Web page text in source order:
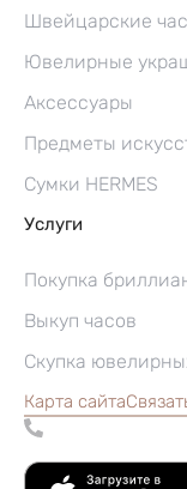
Швейцарские
Ювелирные
Аксессуары
Предметы
Сумки HERMES
Услуги
Покупка
Выкуп часов
Скупка
Карта сайта